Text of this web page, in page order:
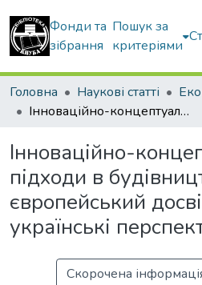
Фонди та
зібрання
Пошук за
критеріями
Головна Наукові статті
Інноваційно-концептуальні підходи в будівництві: європейський досвід та українські перспективи
Інноваційно-
підходи в
європейський
українські
Скорочена